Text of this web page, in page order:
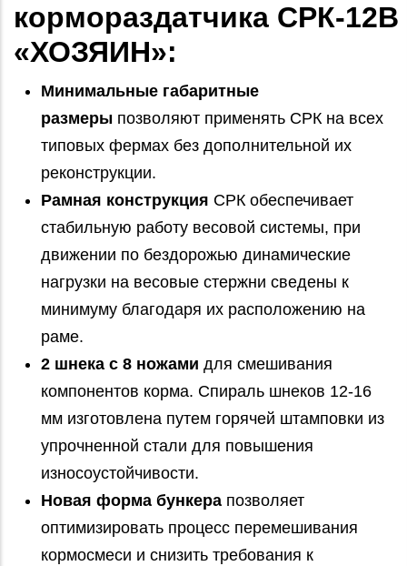
кормораздатчика СРК-12В
«ХОЗЯИН»:
Минимальные габаритные
размеры позволяют применять СРК на всех
типовых фермах без дополнительной их
реконструкции.
Рамная конструкция СРК обеспечивает
стабильную работу весовой системы, при
движении по бездорожью динамические
нагрузки на весовые стержни сведены к
минимуму благодаря их расположению на
раме.
2 шнека с 8 ножами для смешивания
компонентов корма. Спираль шнеков 12-16
мм изготовлена путем горячей штамповки из
упрочненной стали для повышения
износоустойчивости.
Новая форма бункера позволяет
оптимизировать процесс перемешивания
кормосмеси и снизить требования к